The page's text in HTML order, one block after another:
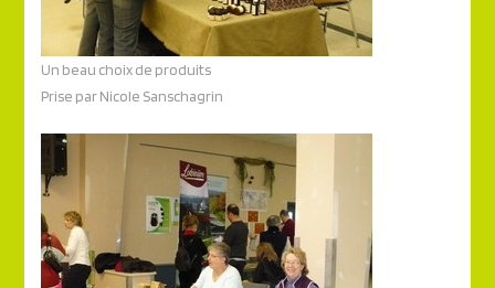
Un beau choix de produits
Prise par Nicole Sanschagrin